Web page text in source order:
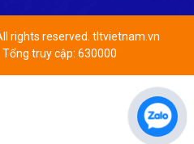
rights reserved. tltvietnam.vn
Tổng truy cập: 630000